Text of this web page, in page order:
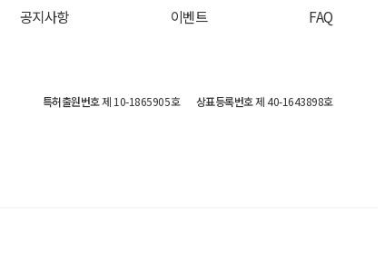
공지사항 이벤트 FAQ
특허출원번호제 10-1865905호 상표등록번호제 40-1643898호